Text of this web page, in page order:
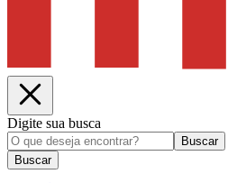
Digite sua busca
Buscar
Buscar